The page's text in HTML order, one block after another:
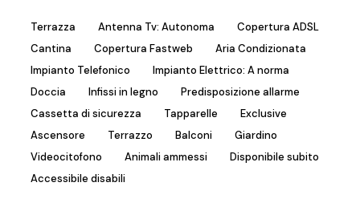
Terrazza Antenna Tv: Autonoma
Copertura ADSL
Cantina
Copertura Fastweb
Aria Condizionata
Impianto Telefonico
Impianto Elettrico: A norma
Doccia
Infissi in legno
Predisposizione allarme
Cassetta di sicurezza
Tapparelle
Exclusive
Ascensore
Terrazzo Balconi
Giardino
Videocitofono
Animali ammessi
Disponibile subito
Accessibile disabili